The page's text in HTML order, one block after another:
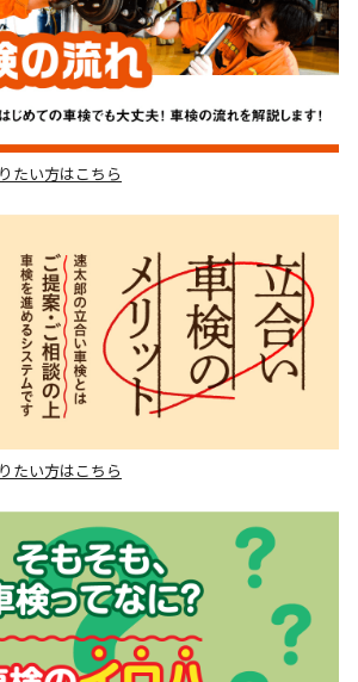
たい方はこちら
たい方はこちら